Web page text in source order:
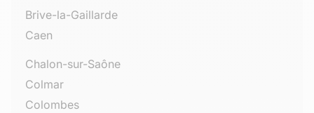
Brive-la-Gaillarde
Caen
Chalon-sur-Saône
Colmar
Colombes